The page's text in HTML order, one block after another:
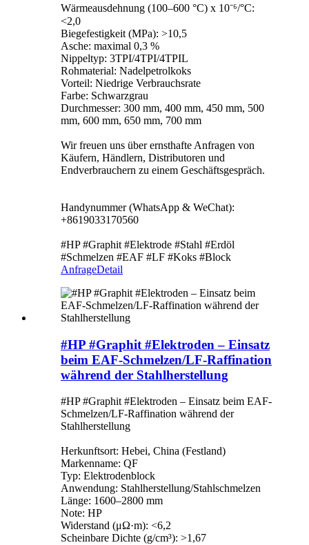
Wärmeausdehnung (100–600 °C) x 10⁻⁶/°C:
<2,0
Biegefestigkeit (MPa): >10,5
Asche: maximal 0,3 %
Nippeltyp: 3TPI/4TPI/4TPIL
Rohmaterial: Nadelpetrolkoks
Vorteil: Niedrige Verbrauchsrate
Farbe: Schwarzgrau
Durchmesser: 300 mm, 400 mm, 450 mm, 500
mm, 600 mm, 650 mm, 700 mm
Wir freuen uns über ernsthafte Anfragen von
Käufern, Händlern, Distributoren und
Endverbrauchern zu einem Geschäftsgespräch.
Handynummer (WhatsApp & WeChat):
+8619033170560
#HP #Graphit #Elektrode #Stahl #Erdöl
#Schmelzen #EAF #LF #Koks #Block
AnfrageDetail
#HP #Graphit #Elektroden – Einsatz
beim EAF-Schmelzen/LF-Raffination
während der Stahlherstellung
#HP #Graphit #Elektroden – Einsatz beim EAF-
Schmelzen/LF-Raffination während der
Stahlherstellung
Herkunftsort: Hebei, China (Festland)
Markenname: QF
Typ: Elektrodenblock
Anwendung: Stahlherstellung/Stahlschmelzen
Länge: 1600–2800 mm
Note: HP
Widerstand (μΩ·m): <6,2
Scheinbare Dichte (g/cm³): >1,67